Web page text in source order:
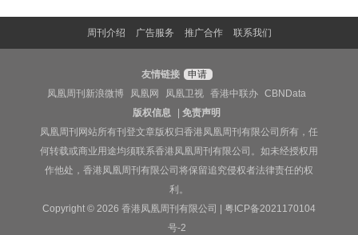
周刊介绍 广告服务 推广合作 联系我们
友情链接
申请
凤凰周刊新浪微博
凤凰网 凤凰卫视 香港中联办
CBNData
版权信息
|免责声明
凤凰周刊网站所有刊登文章版权归香港凤凰周刊有限公司所有，任
何转载或商业用途均须联系香港凤凰周刊有限公司。如未经授权用
作他处，香港凤凰周刊有限公司将保留追究侵权者法律责任的权
利。
Copyright © 2026 香港凤凰周刊有限公司 | 粤ICP备2021170104
号-2